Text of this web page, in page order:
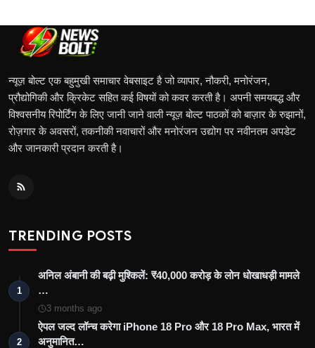
न्यूज़ बोल्ट एक बहुमुखी समाचार वेबसाइट है जो व्यापार, नौकरी, मनोरंजन,
प्रौद्योगिकी और क्रिकेट सहित कई विषयों को कवर करती है। अपनी समयबद्ध और
विश्वसनीय रिपोर्टिंग के लिए जानी जाने वाली न्यूज़ बोल्ट पाठकों को बाज़ार के रुझानों,
रोज़गार के अवसरों, तकनीकी नवाचारों और मनोरंजन उद्योग पर नवीनतम अपडेट
और जानकारी प्रदान करती है।
TRENDING POSTS
1
अनिल अंबानी की बढ़ी मुश्किलें: ₹40,000 करोड़ के लोन धोखाधड़ी मामले
…
3 months ago
2
ऐपल जल्द लॉन्च करेगा iPhone 18 Pro और 18 Pro Max, भारत में
अनुमानित…